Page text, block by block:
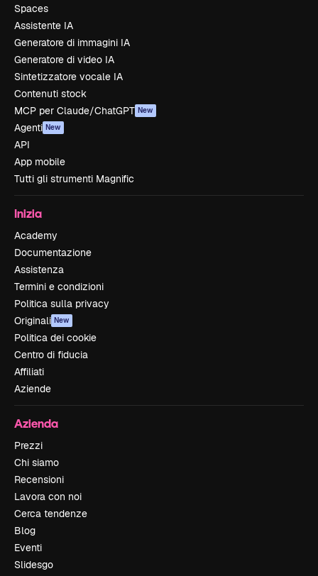
Spaces
Assistente IA
Generatore di immagini IA
Generatore di video IA
Sintetizzatore vocale IA
Contenuti stock
MCP per Claude/ChatGPT New
Agenti New
API
App mobile
Tutti gli strumenti Magnific
Inizia
Academy
Documentazione
Assistenza
Termini e condizioni
Politica sulla privacy
Originali New
Politica dei cookie
Centro di fiducia
Affiliati
Aziende
Azienda
Prezzi
Chi siamo
Recensioni
Lavora con noi
Cerca tendenze
Blog
Eventi
Slidesgo